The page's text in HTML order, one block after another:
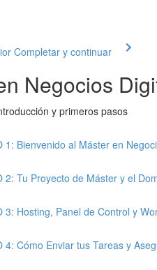
Completar y continuar
Negocios
y primeros pasos
1: Bienvenido al Máster en
2: Tu Proyecto de Máster y el
3: Hosting, Panel de Control y
4: Cómo Enviar tus Tareas y